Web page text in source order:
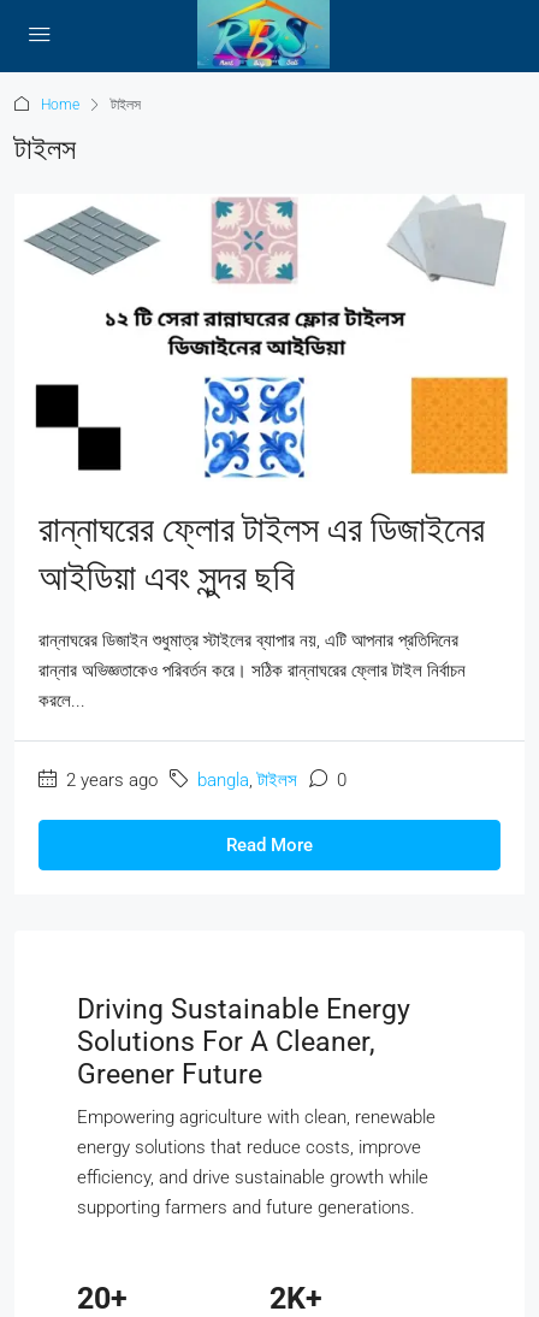
Home টাইলস
টাইলস
রান্নাঘরের ফ্লোর টাইলস এর ডিজাইনের
আইডিয়া এবং সুন্দর ছবি
রান্নাঘরের ডিজাইন শুধুমাত্র স্টাইলের ব্যাপার নয়, এটি আপনার প্রতিদিনের
রান্নার অভিজ্ঞতাকেও পরিবর্তন করে। সঠিক রান্নাঘরের ফ্লোর টাইল নির্বাচন
করলে...
2 years ago bangla ,টাইলস 0
Read More
Driving Sustainable Energy
Solutions For A Cleaner,
Greener Future
Empowering agriculture with clean, renewable
energy solutions that reduce costs, improve
efficiency, and drive sustainable growth while
supporting farmers and future generations.
20+ 2K+